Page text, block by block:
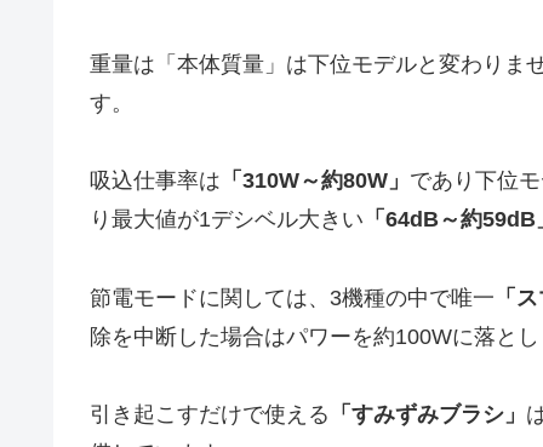
重量は「本体質量」は下位モデルと変わりま
す。
吸込仕事率は 「310W～約80W」 であり下位
り最大値が1デシベル大きい 「64dB～約59dB
節電モードに関しては、3機種の中で唯一 「
除を中断した場合はパワーを約100Wに落と
引き起こすだけで使える 「すみずみブラシ」